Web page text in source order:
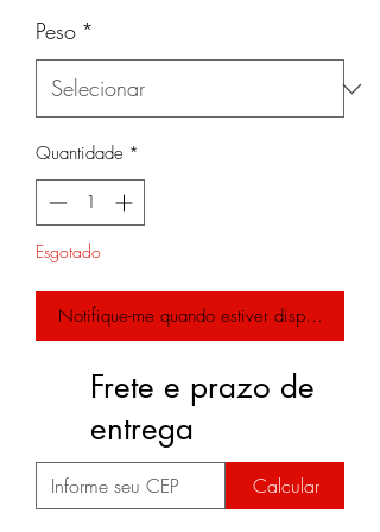
Peso *
Quantidade *
Esgotado
Notifique-me quando estiver disponível
Calcular
Frete e prazo de
entrega